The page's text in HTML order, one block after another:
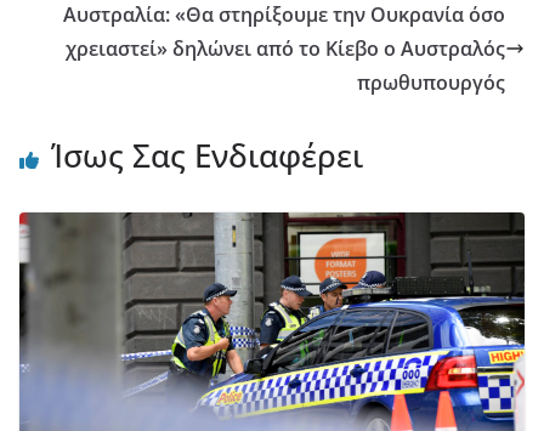
Αυστραλία: «Θα στηρίξουμε την Ουκρανία όσο
χρειαστεί» δηλώνει από το Κίεβο ο Αυστραλός
πρωθυπουργός
Ίσως Σας Ενδιαφέρει